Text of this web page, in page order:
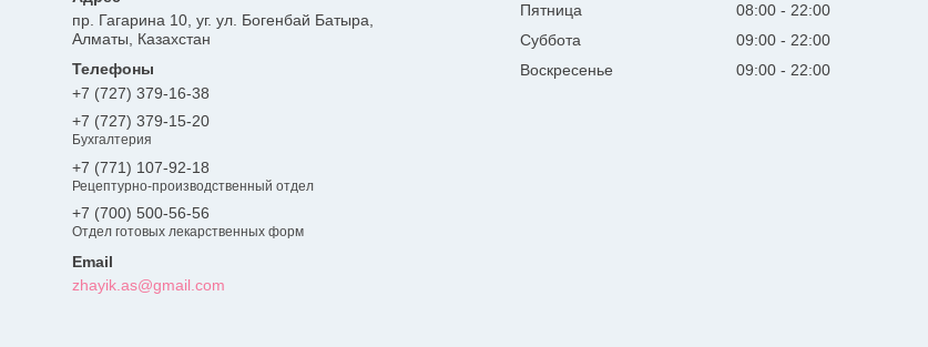
пр. Гагарина 10, уг. ул. Богенбай Батыра,
Алматы, Казахстан
+7 (727) 379-16-38
+7 (727) 379-15-20
Бухгалтерия
+7 (771) 107-92-18
Рецептурно-производственный отдел
+7 (700) 500-56-56
Отдел готовых лекарственных форм
zhayik.as@gmail.com
Пятница
08:00
22:00
Суббота
09:00
22:00
Воскресенье
09:00 22:00